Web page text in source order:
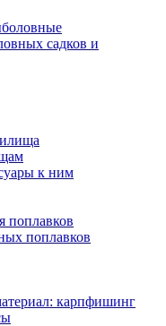
садков и
к ним
поплавков
поплавков
карпфишинг